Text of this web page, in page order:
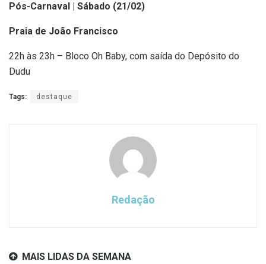
Pós-Carnaval | Sábado (21/02)
Praia de João Francisco
22h às 23h – Bloco Oh Baby, com saída do Depósito do
Dudu
Tags: destaque
Redação
MAIS LIDAS DA SEMANA